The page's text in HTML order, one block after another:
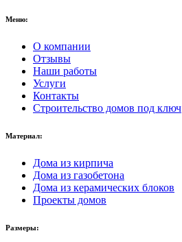
Меню:
О компании
Отзывы
Наши работы
Услуги
Контакты
Строительство домов под ключ
Материал:
Дома из кирпича
Дома из газобетона
Дома из керамических блоков
Проекты домов
Размеры: